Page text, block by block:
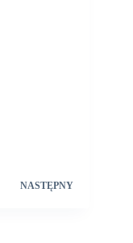
NASTĘPNY